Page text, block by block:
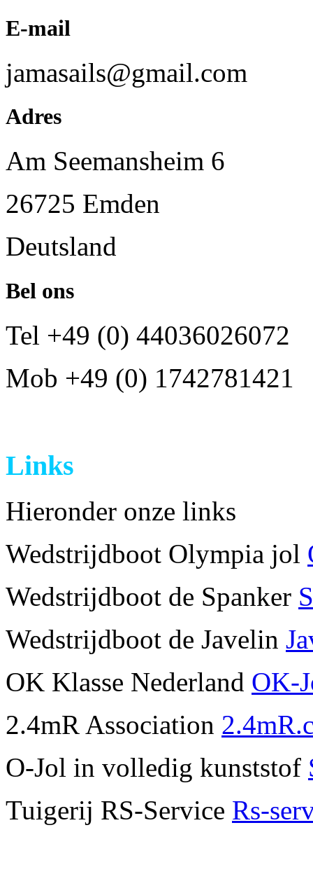
E-mail
jamasails@gmail.com
Adres
Am Seemansheim 6
26725 Emden
Deutsland
Bel ons
Tel +49 (0) 44036026072
Mob +49 (0) 1742781421
Links
Hieronder onze links
Wedstrijdboot Olympia jol
Wedstrijdboot de Spanker
Wedstrijdboot de Javelin
OK Klasse Nederland OK-
2.4mR Association
O-Jol in volledig kunststof
Tuigerij RS-Service Rs-